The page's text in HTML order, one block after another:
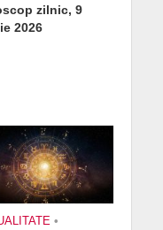
zilnic, 9
2026
•